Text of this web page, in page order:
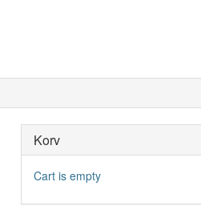
Korv
Cart is empty